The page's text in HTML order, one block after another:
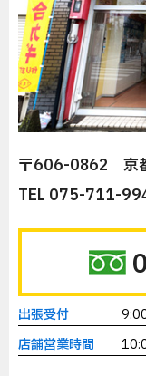
〒606-0862 京
TEL 075-711-
出張受付
店舗営業時間